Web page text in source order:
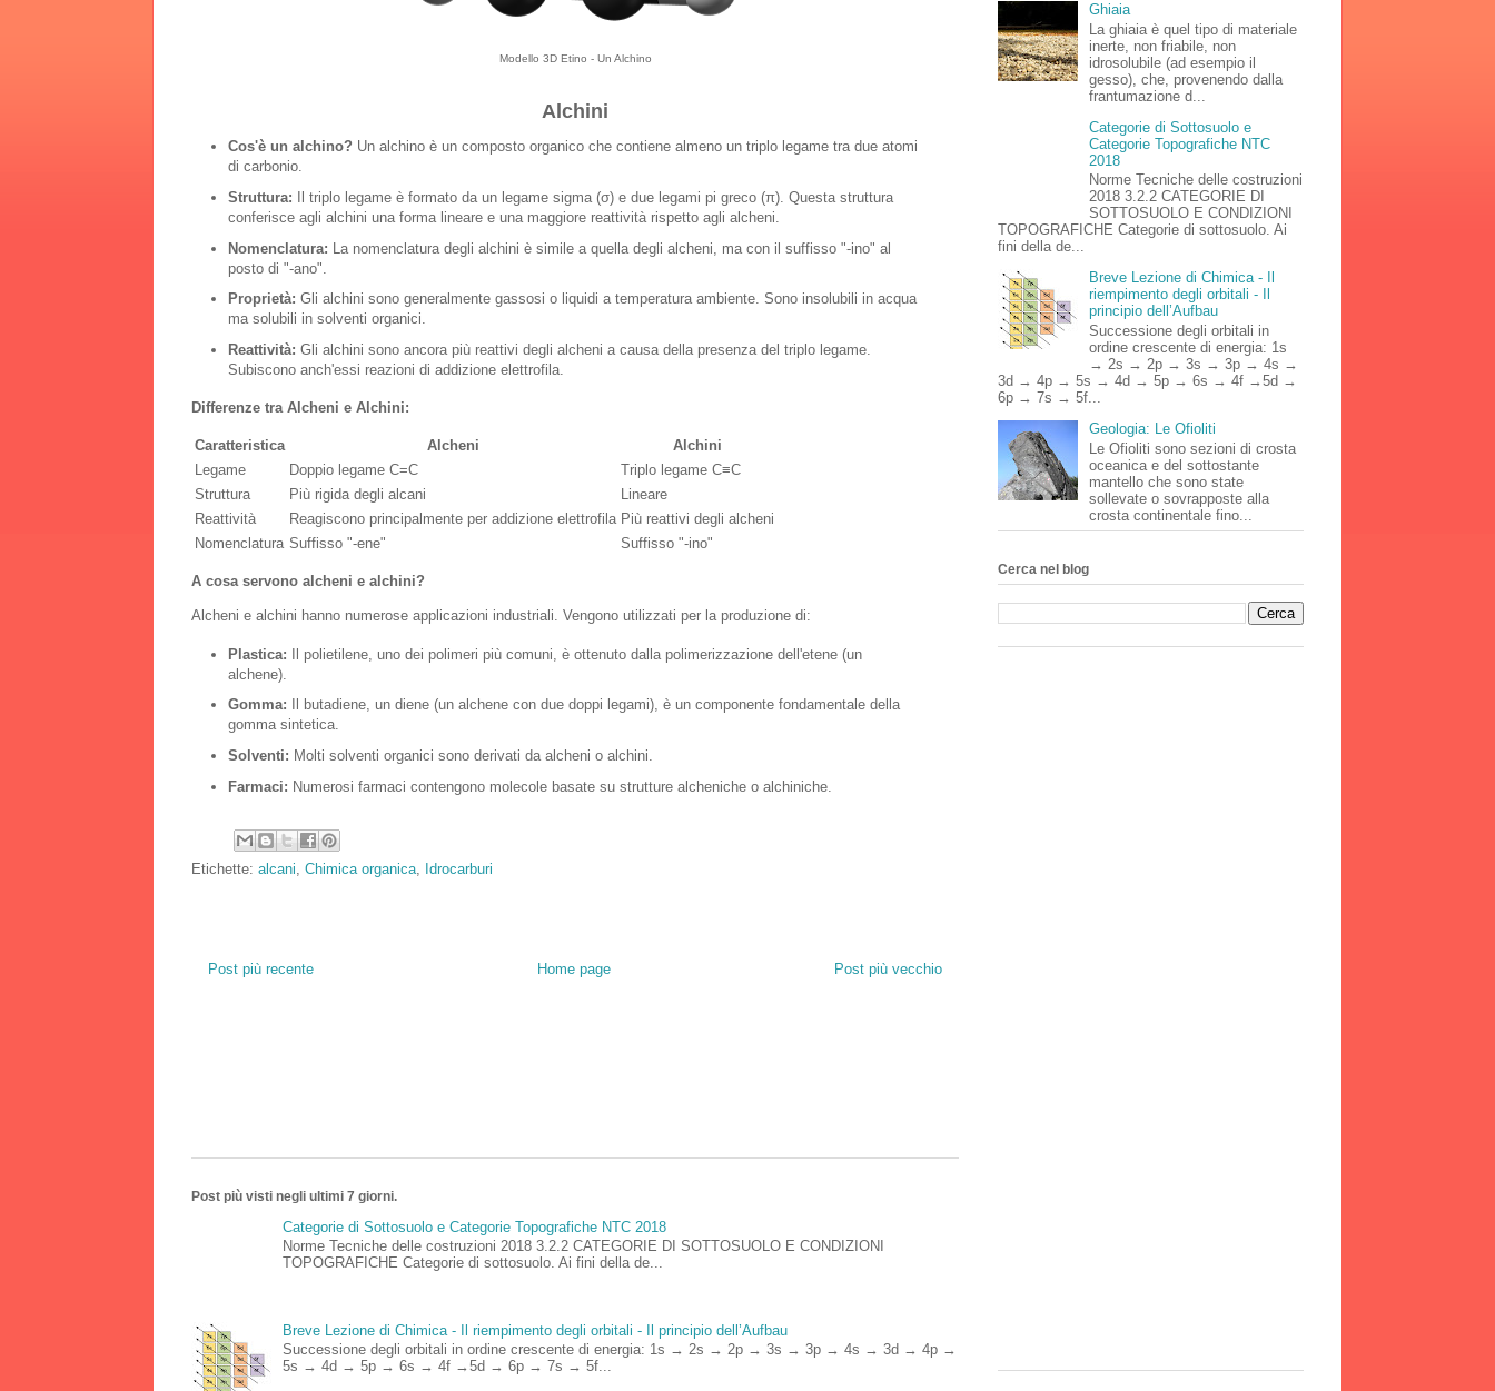
Modello 3D Etino - Un Alchino
Alchini
Cos'è un alchino? Un alchino è un composto organico che contiene almeno un triplo legame tra due atomi
di carbonio.
Struttura: Il triplo legame è formato da un legame sigma (σ) e due legami pi greco (π). Questa struttura
conferisce agli alchini una forma lineare e una maggiore reattività rispetto agli alcheni.
Nomenclatura: La nomenclatura degli alchini è simile a quella degli alcheni, ma con il suffisso "-ino" al
posto di "-ano".
Proprietà: Gli alchini sono generalmente gassosi o liquidi a temperatura ambiente. Sono insolubili in acqua
ma solubili in solventi organici.
Reattività: Gli alchini sono ancora più reattivi degli alcheni a causa della presenza del triplo legame.
Subiscono anch'essi reazioni di addizione elettrofila.
Differenze tra Alcheni e Alchini:
Caratteristica Alcheni
Alchini
Legame
Doppio legame C=C
Triplo legame C≡C
Struttura
Più rigida degli alcani
Lineare
Reattività
Reagiscono principalmente per addizione elettrofila Più reattivi degli alcheni
Nomenclatura Suffisso "-ene" Suffisso "-ino"
A cosa servono alcheni e alchini?
Alcheni e alchini hanno numerose applicazioni industriali. Vengono utilizzati per la produzione di:
Plastica: Il polietilene, uno dei polimeri più comuni, è ottenuto dalla polimerizzazione dell'etene (un
alchene).
Gomma: Il butadiene, un diene (un alchene con due doppi legami), è un componente fondamentale della
gomma sintetica.
Solventi: Molti solventi organici sono derivati da alcheni o alchini.
Farmaci: Numerosi farmaci contengono molecole basate su strutture alcheniche o alchiniche.
Etichette: alcani, Chimica organica, Idrocarburi
Post più recente Post più vecchio
Home page
Post più visti negli ultimi 7 giorni.
Categorie di Sottosuolo e Categorie Topografiche NTC 2018
Norme Tecniche delle costruzioni 2018 3.2.2 CATEGORIE DI SOTTOSUOLO E CONDIZIONI
TOPOGRAFICHE Categorie di sottosuolo. Ai fini della de...
Breve Lezione di Chimica - Il riempimento degli orbitali - Il principio dell’Aufbau
Successione degli orbitali in ordine crescente di energia: 1s → 2s → 2p → 3s → 3p → 4s → 3d → 4p →
5s → 4d → 5p → 6s → 4f →5d → 6p → 7s → 5f...
Ghiaia
La ghiaia è quel tipo di materiale
inerte, non friabile, non
idrosolubile (ad esempio il
gesso), che, provenendo dalla
frantumazione d...
Categorie di Sottosuolo e
Categorie Topografiche NTC
2018
Norme Tecniche delle costruzioni
2018 3.2.2 CATEGORIE DI
SOTTOSUOLO E CONDIZIONI
TOPOGRAFICHE Categorie di sottosuolo. Ai
fini della de...
Breve Lezione di Chimica - Il
riempimento degli orbitali - Il
principio dell’Aufbau
Successione degli orbitali in
ordine crescente di energia: 1s
→ 2s → 2p → 3s → 3p → 4s →
3d → 4p → 5s → 4d → 5p → 6s → 4f →5d →
6p → 7s → 5f...
Geologia: Le Ofioliti
Le Ofioliti sono sezioni di crosta
oceanica e del sottostante
mantello che sono state
sollevate o sovrapposte alla
crosta continentale fino...
Cerca nel blog